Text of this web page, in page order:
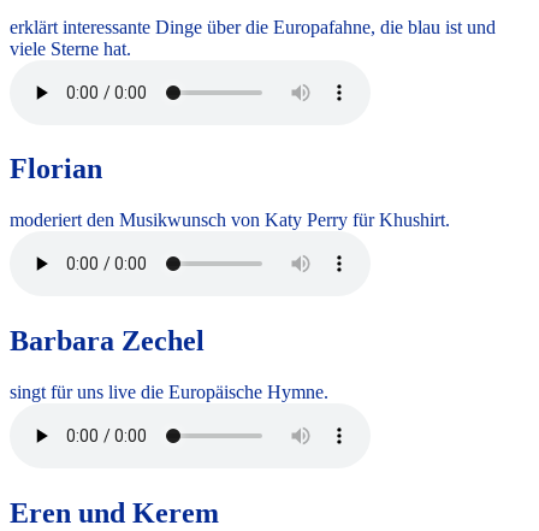
erklärt interessante Dinge über die Europafahne, die blau ist und
viele Sterne hat.
Florian
moderiert den Musikwunsch von Katy Perry für Khushirt.
Barbara Zechel
singt für uns live die Europäische Hymne.
Eren und Kerem